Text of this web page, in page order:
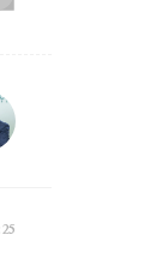
09:25,